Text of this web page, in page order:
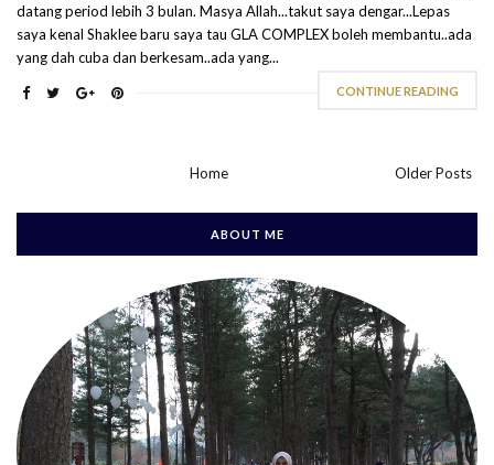
datang period lebih 3 bulan. Masya Allah...takut saya dengar...Lepas
saya kenal Shaklee baru saya tau GLA COMPLEX boleh membantu..ada
yang dah cuba dan berkesam..ada yang...
CONTINUE READING
Older Posts
Home
ABOUT ME